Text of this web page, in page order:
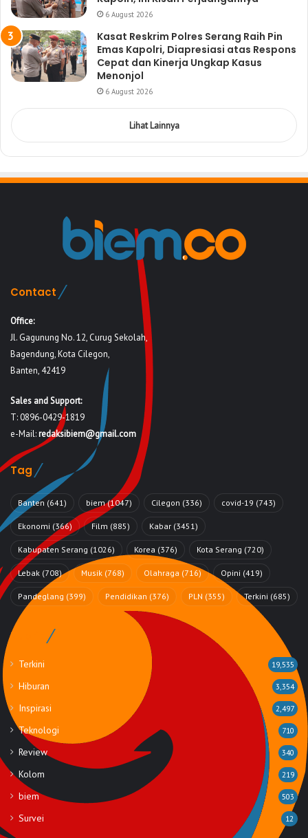
6 August 2026
Kasat Reskrim Polres Serang Raih Pin
Emas Kapolri, Diapresiasi atas Respons
Cepat dan Kinerja Ungkap Kasus
Menonjol
6 August 2026
Lihat Lainnya
Contact
Office:
Jl. Gagunung No. 12, Curug Sekolah,
Bagendung, Kota Cilegon,
Banten, 42419
Sales and Support:
T: 0896-0429-1819
e-Mail:redaksibiem@gmail.com
Tag
Banten (641) biem(1047) Cilegon (336) covid-19 (743)
Ekonomi (366) Film (885) Kabar (3451)
Kabupaten Serang (1026) Korea (376) Kota Serang (720)
Lebak (708) Musik (768) Olahraga (716) Opini (419)
Pandeglang (399) Pendidikan (376) PLN (355) Terkini (685)
Rubrik
Terkini 19,535
Hiburan 3,354
Inspirasi 2,497
Teknologi 710
Review 340
Kolom 219
biem 503
Survei 12